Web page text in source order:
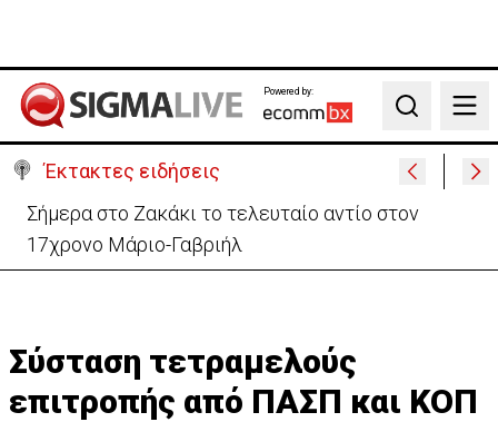
Powered by:
Search
Έκτακτες ειδήσεις
Κρίσιμα 16χρονος οδηγός ηλεκτρικού σκούτερ- Τον
παρέσυρε μεθυσμένος οδηγός
Σύσταση τετραμελούς
επιτροπής από ΠΑΣΠ και ΚΟΠ